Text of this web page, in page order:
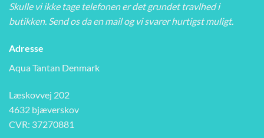
Skulle vi ikke tage telefonen er det grundet travlhed i
butikken. Send os da en mail og vi svarer hurtigst muligt.
Adresse
Aqua Tantan Denmark
Læskovvej 202
4632 bjæverskov
CVR: 37270881